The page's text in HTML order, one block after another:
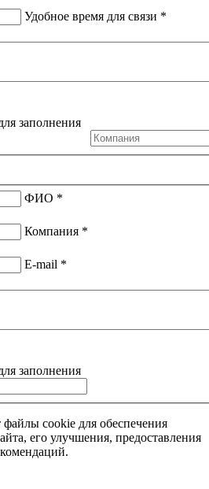
Удобное время для связи *
заполнения
ФИО *
Компания *
E-mail *
заполнения
файлы cookie для обеспечения
его улучшения, предоставления